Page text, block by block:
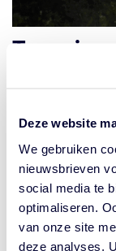
Deze website
We gebruiken
nieuwsbrieven
social media te
optimaliseren.
van onze site
deze analyses.
Twee jaar
VeelaertenPim
blijvende impact
landenrisico’s,
geopolitieke
koerswijziging
onzekerheid en